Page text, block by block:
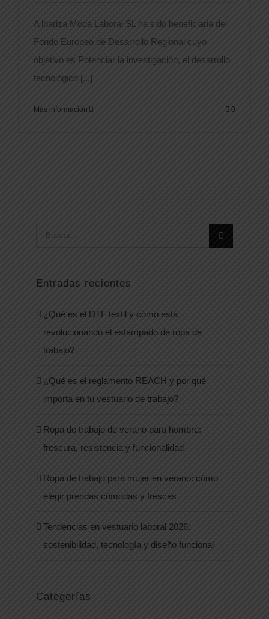
A lbariza Moda Laboral SL ha sido beneficiaria del
Fondo Europeo de Desarrollo Regional cuyo
objetivo es Potenciar la investigación, el desarrollo
tecnológico [...]
Más información 0
Buscar:
Entradas recientes
¿Qué es el DTF textil y cómo está
revolucionando el estampado de ropa de
trabajo?
¿Qué es el reglamento REACH y por qué
importa en tu vestuario de trabajo?
Ropa de trabajo de verano para hombre:
frescura, resistencia y funcionalidad
Ropa de trabajo para mujer en verano: cómo
elegir prendas cómodas y frescas
Tendencias en vestuario laboral 2026:
sostenibilidad, tecnología y diseño funcional
Categorías